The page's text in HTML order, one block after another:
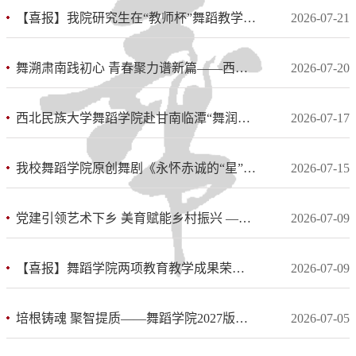
【喜报】我院研究生在“教师杯”舞蹈教学课例展示活动中斩获佳绩 2026-07-21
舞溯肃南践初心 青春聚力谱新篇——西北民族大学“舞溯肃南·共赴新程”实践团暑期... 2026-07-20
西北民族大学舞蹈学院赴甘南临潭“舞润洮潭 青春筑梦”实践团三下乡社会实践活动圆... 2026-07-17
我校舞蹈学院原创舞剧《永怀赤诚的“星”》入选中国科协2026年“科学家故事舞台剧... 2026-07-15
党建引领艺术下乡 美育赋能乡村振兴 ——舞蹈学院召开暑期“三下乡”行前动员暨安... 2026-07-09
【喜报】舞蹈学院两项教育教学成果荣获甘肃省2026年国家级高等教育教学成果奖二等... 2026-07-09
培根铸魂 聚智提质——舞蹈学院2027版本科人才培养方案修订工作取得阶段性成果 2026-07-05